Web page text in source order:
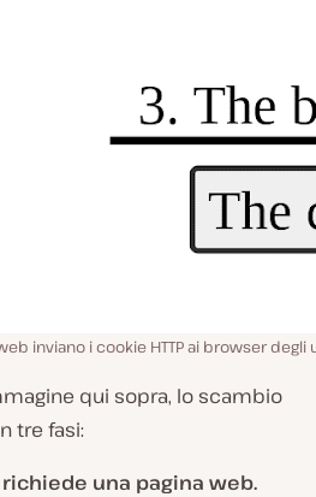
inviano i cookie HTTP ai browser degli
qui sopra, lo scambio
tre fasi:
una pagina web.